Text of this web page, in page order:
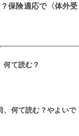
保険適応で〈体外受
何て読む？
、何て読む？やよいで